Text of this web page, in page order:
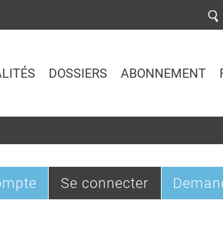
DOSSIERS ABONNEMENT
Se connecter (onglet
actif)